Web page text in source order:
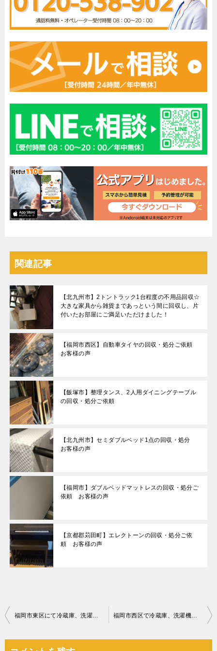
関連記事
【北九州市】2トントラック1台程度の不用品回収☆
大きな家具から雑貨まであっという間に回収し、片
付いたお部屋にご満足いただけました！
【福岡市西区】自動車タイヤの回収・処分ご依頼
お客様の声
【飯塚市】整理タンス、2人用ダイニングテーブル
の回収・処分ご依頼
【北九州市】セミダブルベッド1点の回収・処分
お客様の声
【福岡市】ダブルベッドマットレスの回収・処分ご
依頼 お客様の声
【京都郡苅田町】エレクトーンの回収・処分ご依
頼 お客様の声
投
福岡市東区にて冷蔵庫、洗濯機、食器棚、ベッド等回収のお客様 福岡市西区で冷蔵庫、洗濯機、コンロ等の不用品のお引取りに行ってきました